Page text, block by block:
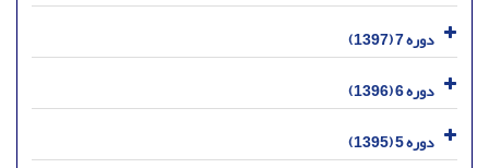
دوره 7 (1397)
دوره 6 (1396)
دوره 5 (1395)